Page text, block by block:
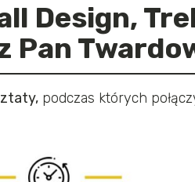
Design,
Pan
podczas których